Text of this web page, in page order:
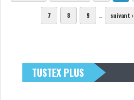
7 8 9 … suivant ›
TUSTEX PLUS